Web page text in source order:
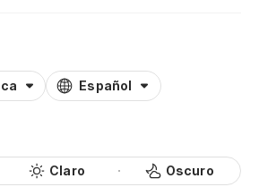
Español
Claro Oscuro